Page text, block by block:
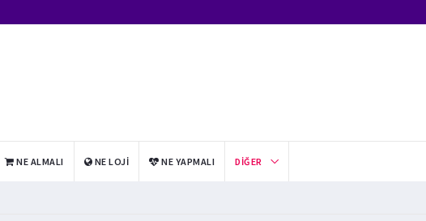
NE ALMALI NE LOJI NE YAPMALI DIĞER